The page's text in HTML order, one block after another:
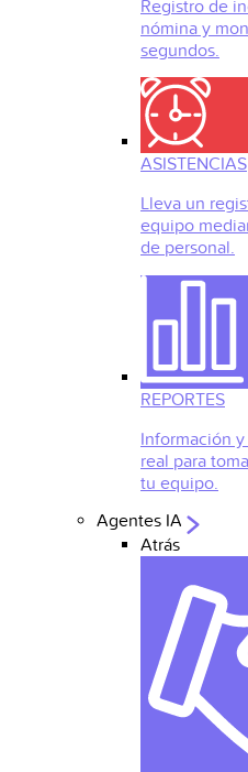
Registro de
nómina y
segundos.
ASISTENCIAS
Lleva un
equipo
de personal.
REPORTES
Información
real para
tu equipo.
Agentes IA
Atrás